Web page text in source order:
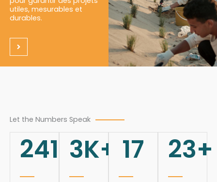
Let the Numbers Speak
utiles, mesurables et
durables.
241 3K+ 17 23+